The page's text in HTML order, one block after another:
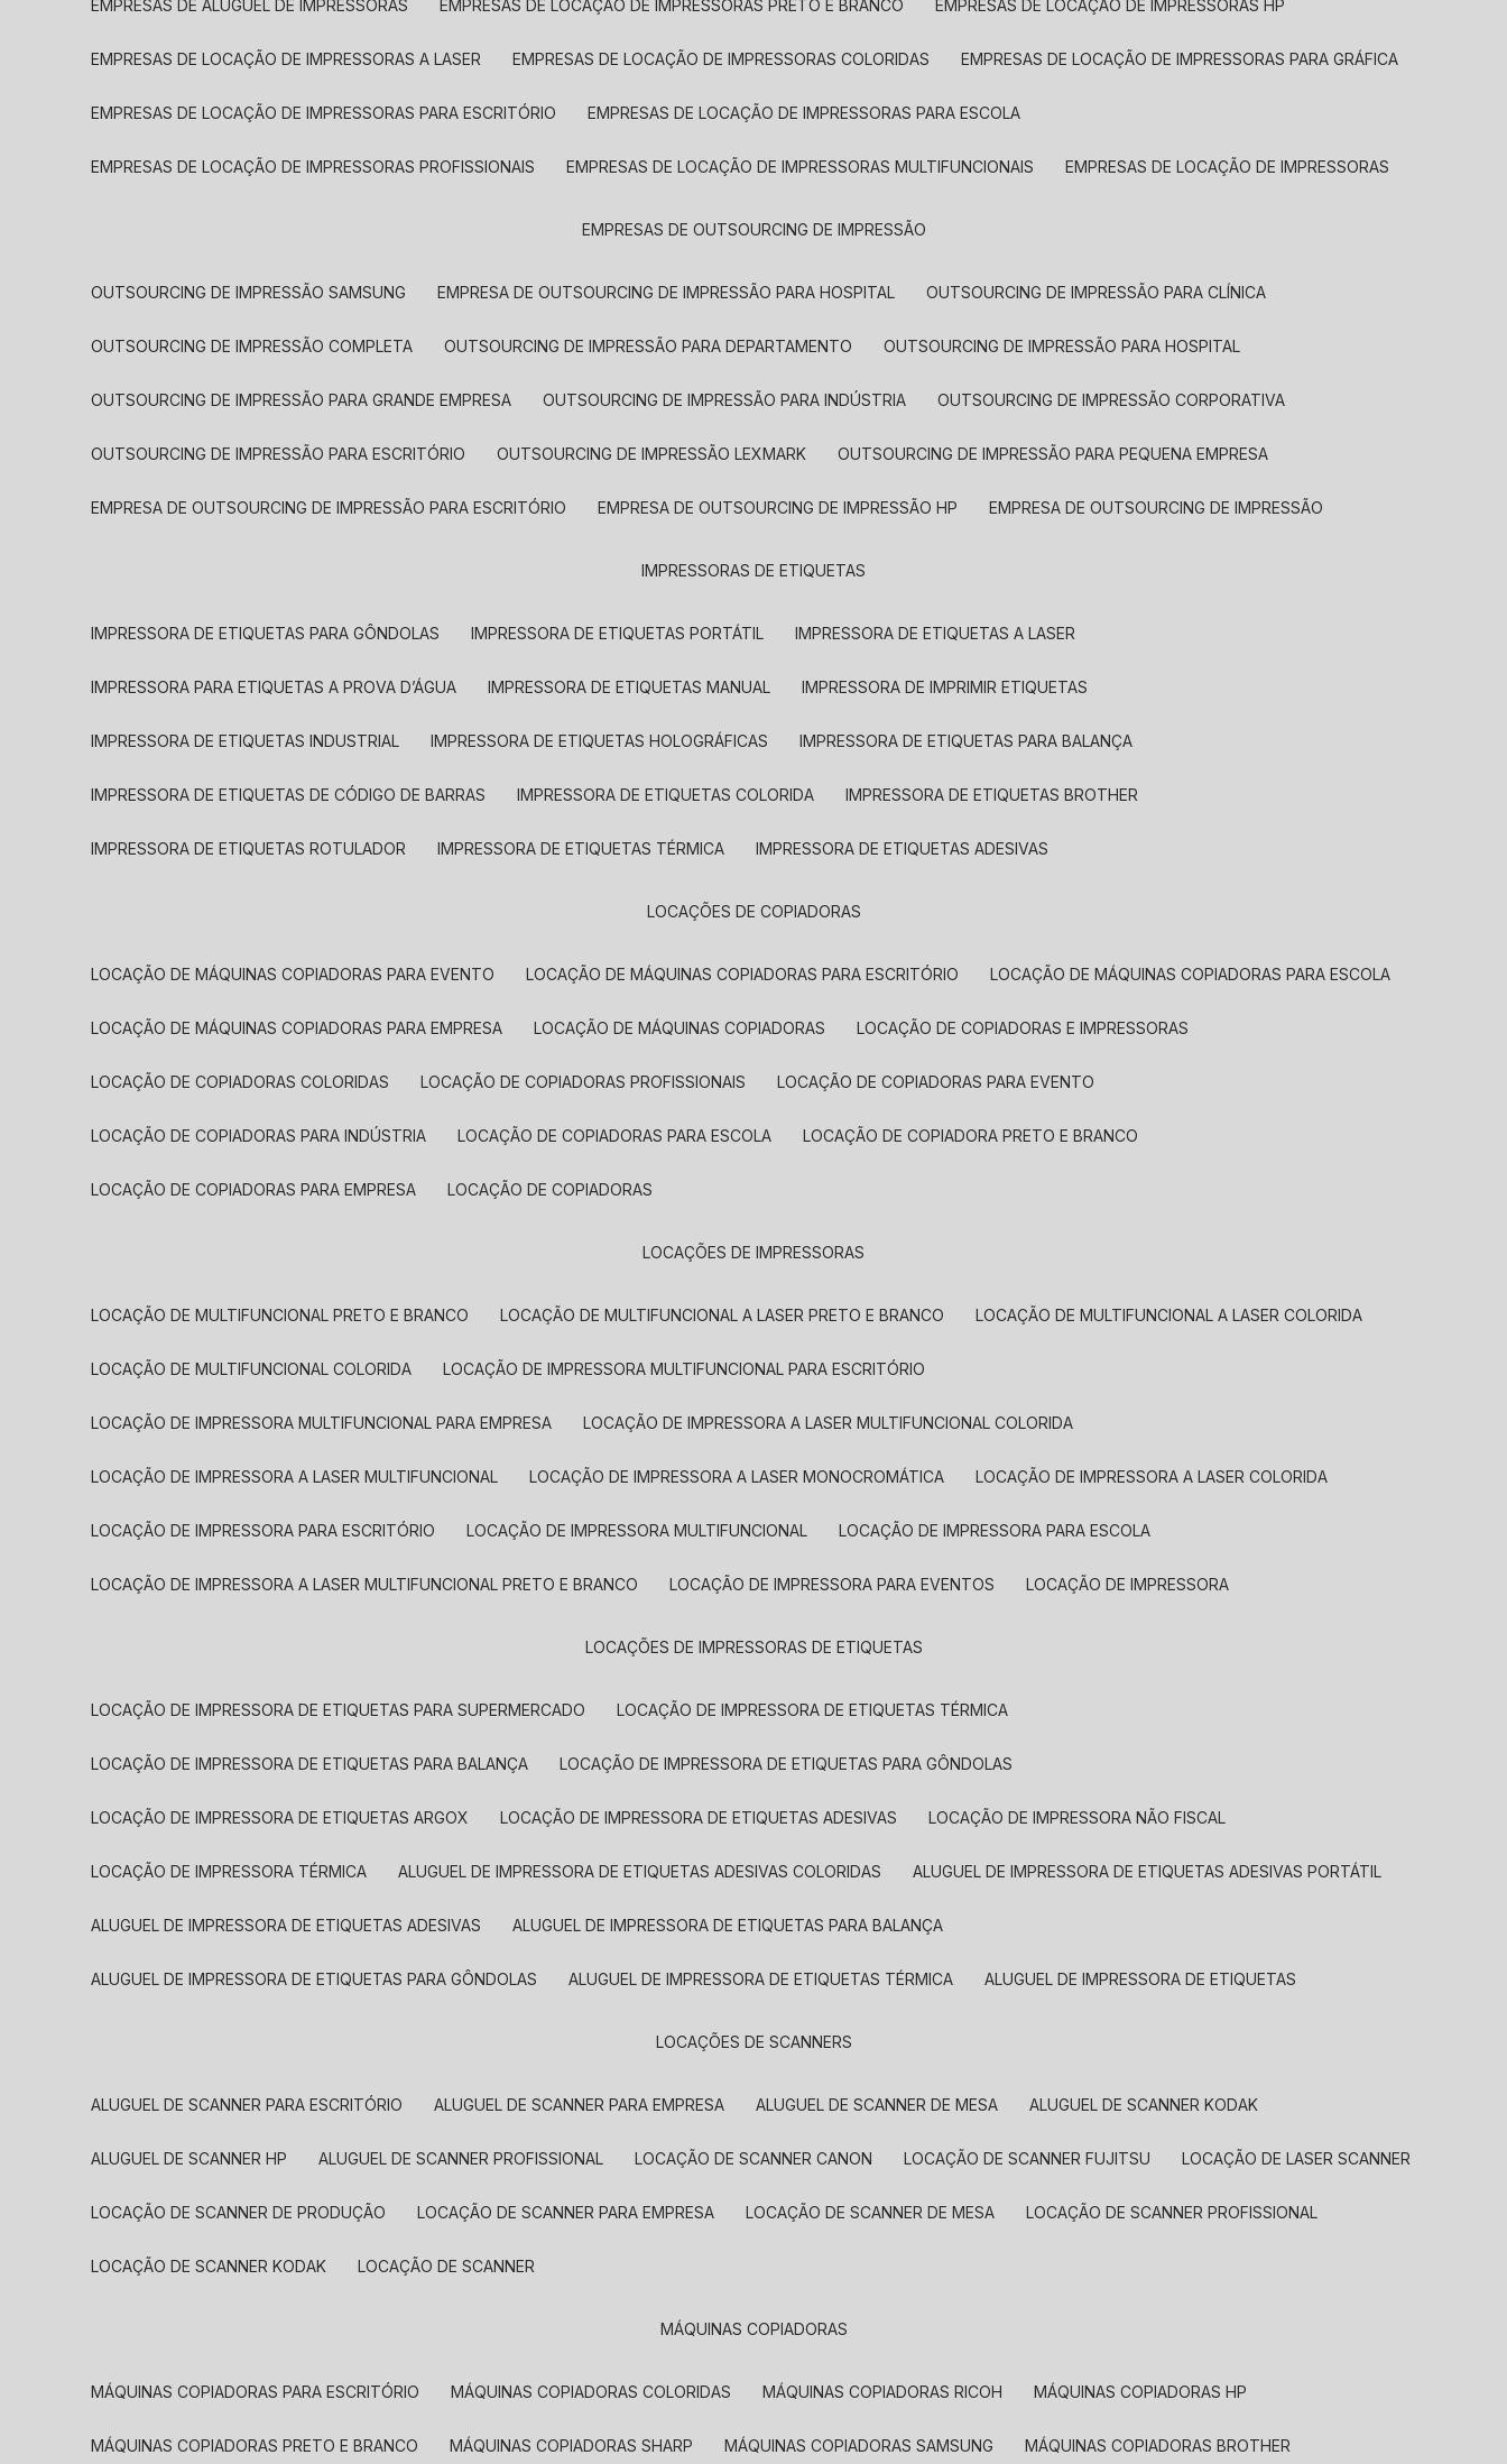
EMPRESAS DE ALUGUEL DE IMPRESSORAS EMPRESAS DE LOCAÇÃO DE IMPRESSORAS PRETO E BRANCO EMPRESAS DE LOCAÇÃO DE IMPRESSORAS HP
EMPRESAS DE LOCAÇÃO DE IMPRESSORAS A LASER EMPRESAS DE LOCAÇÃO DE IMPRESSORAS COLORIDAS EMPRESAS DE LOCAÇÃO DE IMPRESSORAS PARA GRÁFICA
EMPRESAS DE LOCAÇÃO DE IMPRESSORAS PARA ESCRITÓRIO EMPRESAS DE LOCAÇÃO DE IMPRESSORAS PARA ESCOLA
EMPRESAS DE LOCAÇÃO DE IMPRESSORAS PROFISSIONAIS EMPRESAS DE LOCAÇÃO DE IMPRESSORAS MULTIFUNCIONAIS EMPRESAS DE LOCAÇÃO DE IMPRESSORAS
EMPRESAS DE OUTSOURCING DE IMPRESSÃO
OUTSOURCING DE IMPRESSÃO SAMSUNG EMPRESA DE OUTSOURCING DE IMPRESSÃO PARA HOSPITAL OUTSOURCING DE IMPRESSÃO PARA CLÍNICA
OUTSOURCING DE IMPRESSÃO COMPLETA OUTSOURCING DE IMPRESSÃO PARA DEPARTAMENTO OUTSOURCING DE IMPRESSÃO PARA HOSPITAL
OUTSOURCING DE IMPRESSÃO PARA GRANDE EMPRESA OUTSOURCING DE IMPRESSÃO PARA INDÚSTRIA OUTSOURCING DE IMPRESSÃO CORPORATIVA
OUTSOURCING DE IMPRESSÃO PARA ESCRITÓRIO OUTSOURCING DE IMPRESSÃO LEXMARK OUTSOURCING DE IMPRESSÃO PARA PEQUENA EMPRESA
EMPRESA DE OUTSOURCING DE IMPRESSÃO PARA ESCRITÓRIO EMPRESA DE OUTSOURCING DE IMPRESSÃO HP EMPRESA DE OUTSOURCING DE IMPRESSÃO
IMPRESSORAS DE ETIQUETAS
IMPRESSORA DE ETIQUETAS PARA GÔNDOLAS IMPRESSORA DE ETIQUETAS PORTÁTIL IMPRESSORA DE ETIQUETAS A LASER
IMPRESSORA PARA ETIQUETAS A PROVA D’ÁGUA IMPRESSORA DE ETIQUETAS MANUAL IMPRESSORA DE IMPRIMIR ETIQUETAS
IMPRESSORA DE ETIQUETAS INDUSTRIAL IMPRESSORA DE ETIQUETAS HOLOGRÁFICAS IMPRESSORA DE ETIQUETAS PARA BALANÇA
IMPRESSORA DE ETIQUETAS DE CÓDIGO DE BARRAS IMPRESSORA DE ETIQUETAS COLORIDA IMPRESSORA DE ETIQUETAS BROTHER
IMPRESSORA DE ETIQUETAS ROTULADOR IMPRESSORA DE ETIQUETAS TÉRMICA IMPRESSORA DE ETIQUETAS ADESIVAS
LOCAÇÕES DE COPIADORAS
LOCAÇÃO DE MÁQUINAS COPIADORAS PARA EVENTO LOCAÇÃO DE MÁQUINAS COPIADORAS PARA ESCRITÓRIO LOCAÇÃO DE MÁQUINAS COPIADORAS PARA ESCOLA
LOCAÇÃO DE MÁQUINAS COPIADORAS PARA EMPRESA LOCAÇÃO DE MÁQUINAS COPIADORAS LOCAÇÃO DE COPIADORAS E IMPRESSORAS
LOCAÇÃO DE COPIADORAS COLORIDAS LOCAÇÃO DE COPIADORAS PROFISSIONAIS LOCAÇÃO DE COPIADORAS PARA EVENTO
LOCAÇÃO DE COPIADORAS PARA INDÚSTRIA LOCAÇÃO DE COPIADORAS PARA ESCOLA LOCAÇÃO DE COPIADORA PRETO E BRANCO
LOCAÇÃO DE COPIADORAS PARA EMPRESA LOCAÇÃO DE COPIADORAS
LOCAÇÕES DE IMPRESSORAS
LOCAÇÃO DE MULTIFUNCIONAL PRETO E BRANCO LOCAÇÃO DE MULTIFUNCIONAL A LASER PRETO E BRANCO LOCAÇÃO DE MULTIFUNCIONAL A LASER COLORIDA
LOCAÇÃO DE MULTIFUNCIONAL COLORIDA LOCAÇÃO DE IMPRESSORA MULTIFUNCIONAL PARA ESCRITÓRIO
LOCAÇÃO DE IMPRESSORA MULTIFUNCIONAL PARA EMPRESA LOCAÇÃO DE IMPRESSORA A LASER MULTIFUNCIONAL COLORIDA
LOCAÇÃO DE IMPRESSORA A LASER MULTIFUNCIONAL LOCAÇÃO DE IMPRESSORA A LASER MONOCROMÁTICA LOCAÇÃO DE IMPRESSORA A LASER COLORIDA
LOCAÇÃO DE IMPRESSORA PARA ESCRITÓRIO LOCAÇÃO DE IMPRESSORA MULTIFUNCIONAL LOCAÇÃO DE IMPRESSORA PARA ESCOLA
LOCAÇÃO DE IMPRESSORA A LASER MULTIFUNCIONAL PRETO E BRANCO LOCAÇÃO DE IMPRESSORA PARA EVENTOS LOCAÇÃO DE IMPRESSORA
LOCAÇÕES DE IMPRESSORAS DE ETIQUETAS
LOCAÇÃO DE IMPRESSORA DE ETIQUETAS PARA SUPERMERCADO LOCAÇÃO DE IMPRESSORA DE ETIQUETAS TÉRMICA
LOCAÇÃO DE IMPRESSORA DE ETIQUETAS PARA BALANÇA LOCAÇÃO DE IMPRESSORA DE ETIQUETAS PARA GÔNDOLAS
LOCAÇÃO DE IMPRESSORA DE ETIQUETAS ARGOX LOCAÇÃO DE IMPRESSORA DE ETIQUETAS ADESIVAS LOCAÇÃO DE IMPRESSORA NÃO FISCAL
LOCAÇÃO DE IMPRESSORA TÉRMICA ALUGUEL DE IMPRESSORA DE ETIQUETAS ADESIVAS COLORIDAS ALUGUEL DE IMPRESSORA DE ETIQUETAS ADESIVAS PORTÁTIL
ALUGUEL DE IMPRESSORA DE ETIQUETAS ADESIVAS ALUGUEL DE IMPRESSORA DE ETIQUETAS PARA BALANÇA
ALUGUEL DE IMPRESSORA DE ETIQUETAS PARA GÔNDOLAS ALUGUEL DE IMPRESSORA DE ETIQUETAS TÉRMICA ALUGUEL DE IMPRESSORA DE ETIQUETAS
LOCAÇÕES DE SCANNERS
ALUGUEL DE SCANNER PARA ESCRITÓRIO ALUGUEL DE SCANNER PARA EMPRESA ALUGUEL DE SCANNER DE MESA ALUGUEL DE SCANNER KODAK
ALUGUEL DE SCANNER HP ALUGUEL DE SCANNER PROFISSIONAL LOCAÇÃO DE SCANNER CANON LOCAÇÃO DE SCANNER FUJITSU LOCAÇÃO DE LASER SCANNER
LOCAÇÃO DE SCANNER DE PRODUÇÃO LOCAÇÃO DE SCANNER PARA EMPRESA LOCAÇÃO DE SCANNER DE MESA LOCAÇÃO DE SCANNER PROFISSIONAL
LOCAÇÃO DE SCANNER KODAK LOCAÇÃO DE SCANNER
MÁQUINAS COPIADORAS
MÁQUINAS COPIADORAS PARA ESCRITÓRIO MÁQUINAS COPIADORAS COLORIDAS MÁQUINAS COPIADORAS RICOH MÁQUINAS COPIADORAS HP
MÁQUINAS COPIADORAS PRETO E BRANCO MÁQUINAS COPIADORAS SHARP MÁQUINAS COPIADORAS SAMSUNG MÁQUINAS COPIADORAS BROTHER